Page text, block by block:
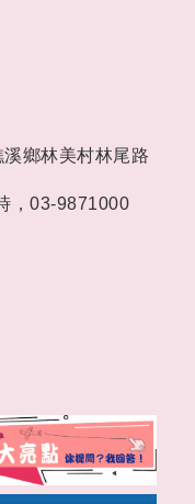
鄉林美村林尾路
， 03-9871000